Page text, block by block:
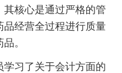
核心是通过严格的管
品经营全过程进行质量
。
习了关于会计方面的